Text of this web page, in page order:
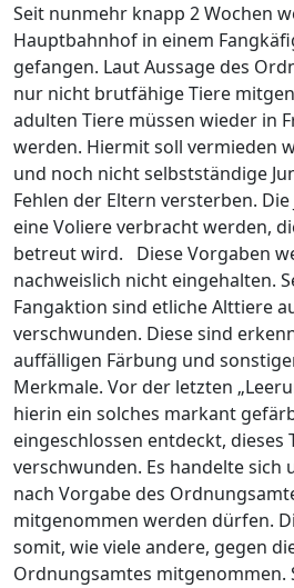
Seit nunmehr knapp 2 Wochen
Hauptbahnhof in einem
gefangen. Laut Aussage des
nur nicht brutfähige Tiere
adulten Tiere müssen wieder in
werden. Hiermit soll vermieden
und noch nicht selbstständige
Fehlen der Eltern versterben.
eine Voliere verbracht werden,
betreut wird. Diese Vorgaben
nachweislich nicht eingehalten.
Fangaktion sind etliche Alttiere
verschwunden. Diese sind
auffälligen Färbung und
Merkmale. Vor der letzten
hierin ein solches markant
eingeschlossen entdeckt, dieses
verschwunden. Es handelte sich
nach Vorgabe des
mitgenommen werden dürfen.
somit, wie viele andere, gegen
Ordnungsamtes mitgenommen.